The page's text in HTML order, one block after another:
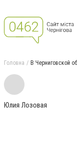
Головна В Черниговской
Юлия Лозовая